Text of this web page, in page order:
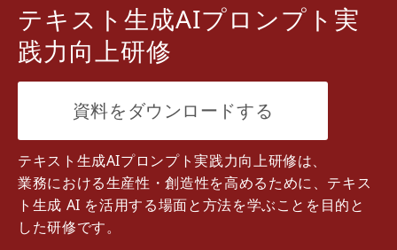
テキスト生成AIプロンプト実
践力向上研修
資料をダウンロードする
テキスト生成AIプロンプト実践力向上研修は、
業務における生産性・創造性を高めるために、テキス
ト生成 AI を活用する場面と方法を学ぶことを目的と
した研修です。